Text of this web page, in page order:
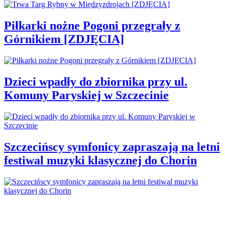
Piłkarki nożne Pogoni przegrały z
Górnikiem [ZDJĘCIA]
Dzieci wpadły do zbiornika przy ul.
Komuny Paryskiej w Szczecinie
Szczecińscy symfonicy zapraszają na letni
festiwal muzyki klasycznej do Chorin